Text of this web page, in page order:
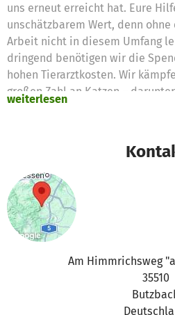
uns erneut erreicht hat. Eure
unschätzbarem Wert, denn
Arbeit nicht in diesem Umfang
dringend benötigen wir die
hohen Tierarztkosten. Wir
großen Zahl an Katzen –
all die weiteren Behandlungen,
würdevolles Leben der Tiere so
Spenden können wir diesen
Chance geben und ihr Leid
von Herzen bei euch bedanken!
weiterlesen
Am Himmrichsweg
35510